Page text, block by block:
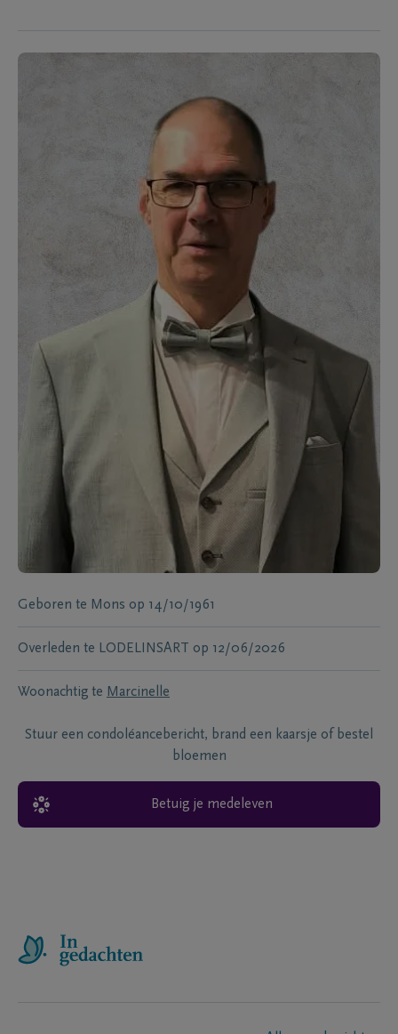
Geboren te Mons op 14/10/1961
Overleden te LODELINSART op 12/06/2026
Woonachtig te Marcinelle
Stuur een condoléancebericht, brand een kaarsje of bestel
bloemen
Betuig je medeleven